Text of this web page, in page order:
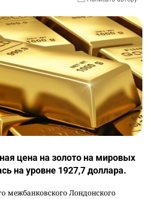
цена на золото на мировых
на уровне 1927,7 доллара.
межбанковского Лондонского